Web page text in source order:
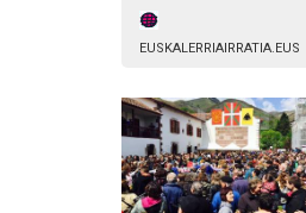
EUSKALERRIAIRRATIA.EUS